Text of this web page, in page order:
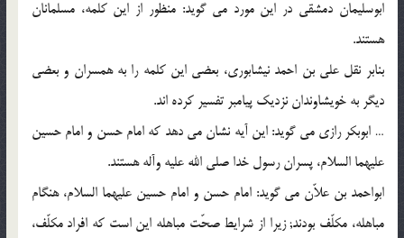
ابوسلیمان دمشقى در این مورد مى گوید: منظور از این کلمه، مسلمانان
هستند.
بنابر نقل على بن احمد نیشابورى، بعضى این کلمه را به همسران و بعضى
دیگر به خویشاوندان نزدیک پیامبر تفسیر کرده اند.
… ابوبکر رازى مى گوید: این آیه نشان مى دهد که امام حسن و امام حسین
علیهما السلام، پسران رسول خدا صلى الله علیه وآله هستند.
ابواحمد بن علاّن مى گوید: امام حسن و امام حسین علیهما السلام، هنگام
مباهله، مکلّف بودند; زیرا از شرایط صحّت مباهله این است که افراد مکلّف،